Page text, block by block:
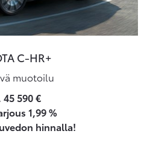
C-HR+
muotoilu
590 €
1,99 %
hinnalla!